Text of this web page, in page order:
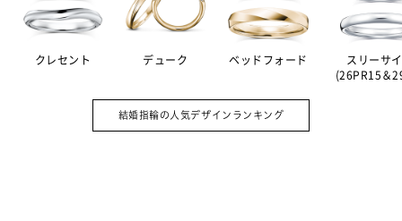
クレセント デューク ベッドフォード
スリーサ
(26PR15＆
結婚指輪の人気デザインランキング
証として贈る記念品。その意味を強める
ため、ダイヤモンドをあしらったデザイ